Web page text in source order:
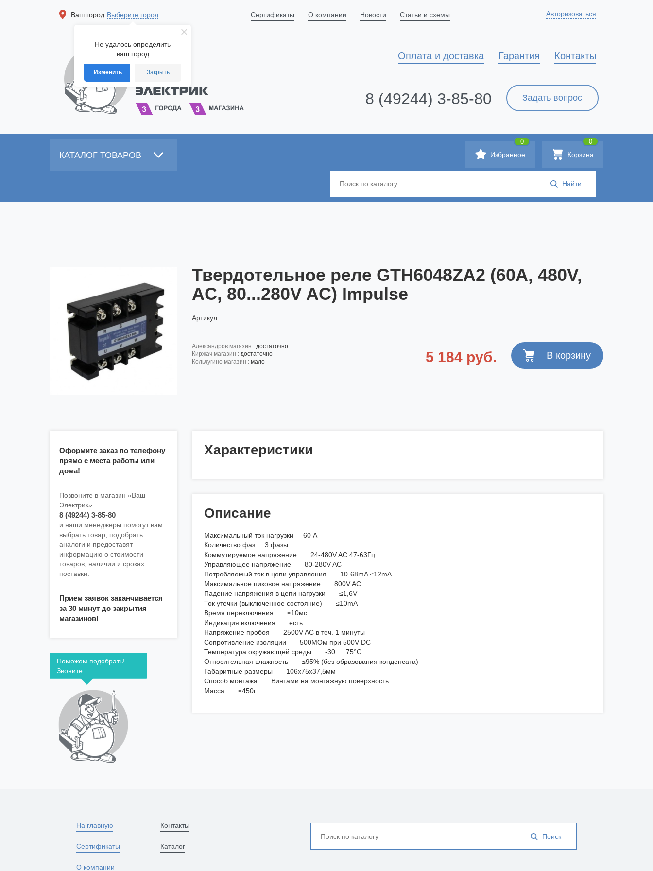
Не удалось определить
ваш город
Изменить Закрыть
Ваш город Выберите город Сертификаты О компании Новости Статьи и схемы Авторизоваться
Контакты
Гарантия
Оплата и доставка
Задать вопрос
8 (49244) 3-85-80
КАТАЛОГ ТОВАРОВ Корзина
0
Избранное
0
Твердотельное реле GTH6048ZA2 (60A, 480V,
AC, 80...280V AC) Impulse
Артикул:
александров магазин : достаточно
киржач магазин : достаточно
кольчугино магазин : мало 5 184 руб.
Оформите заказ по телефону
прямо с места работы или
дома!
Позвоните в магазин «Ваш
Электрик»
8 (49244) 3-85-80
и наши менеджеры помогут вам
выбрать товар, подобрать
аналоги и предоставят
информацию о стоимости
товаров, наличии и сроках
поставки.
Прием заявок заканчивается
за 30 минут до закрытия
магазинов!
Поможем подобрать!
Звоните
Характеристики
Описание
Максимальный ток нагрузки 60 А
Количество фаз 3 фазы
Коммутируемое напряжение 24-480V AC 47-63Гц
Управляющее напряжение 80-280V AC
Потребляемый ток в цепи управления 10-68mA ≤12mA
Максимальное пиковое напряжение 800V AC
Падение напряжения в цепи нагрузки ≤1,6V
Ток утечки (выключенное состояние) ≤10mA
Время переключения ≤10мс
Индикация включения есть
Напряжение пробоя 2500V AC в теч. 1 минуты
Сопротивление изоляции 500МОм при 500V DC
Температура окружающей среды -30…+75°C
Относительная влажность ≤95% (без образования конденсата)
Габаритные размеры 106х75х37,5мм
Способ монтажа Винтами на монтажную поверхность
Масса ≤450г
На главную
Сертификаты
О компании
Контакты
Каталог